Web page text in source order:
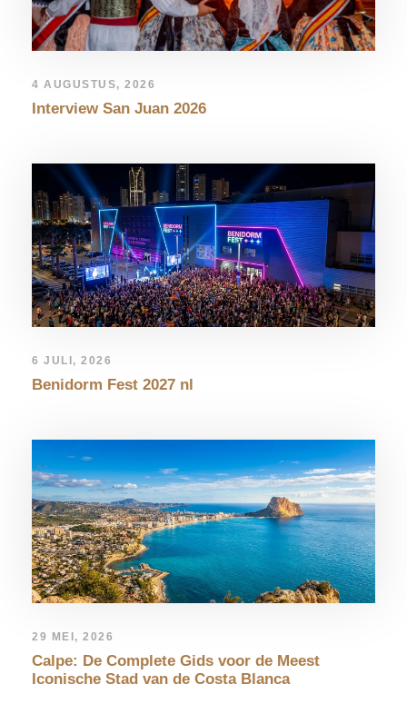
4 AUGUSTUS, 2026
Interview San Juan 2026
6 JULI, 2026
Benidorm Fest 2027 nl
29 MEI, 2026
Calpe: De Complete Gids voor de Meest
Iconische Stad van de Costa Blanca